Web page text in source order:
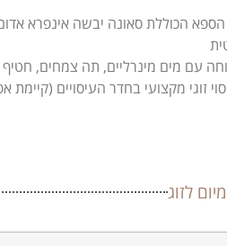
הכוללת סאונה יבשה אינפרא
עם מים מינרליים, תה צמחים, חטיף
זוגי מקצועי בחדר העיסויים (קיימת
לזוג